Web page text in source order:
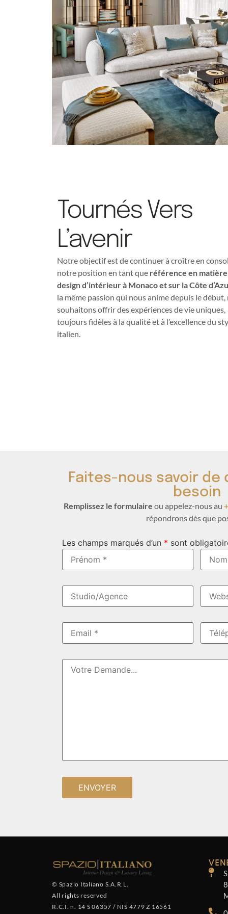
Tournés Vers
L’avenir
Notre objectif est de continuer à croître en
notre position en tant que référence en
design d’intérieur à Monaco et sur la Côte
la même passion qui nous anime depuis le début,
souhaitons offrir des expériences de vie uniques,
toujours fidèles à la qualité et à l’excellence du
italien.
Faites-nous savoir de
besoin
Remplissez le formulaire ou appelez-nous au
répondrons dès que
Les champs marqués d’un * sont
© Spazio Italiano S.A.R.L.
All rights reserved
R.C.I. n. 14 S 06357 / NIS 4779 Z 16561